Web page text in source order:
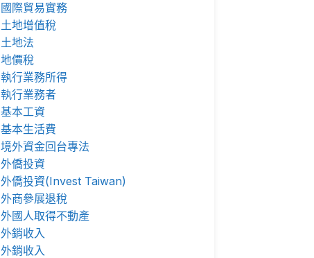
國際貿易實務
土地增值稅
土地法
地價稅
執行業務所得
執行業務者
基本工資
基本生活費
境外資金回台專法
外僑投資
外僑投資(Invest Taiwan)
外商參展退稅
外國人取得不動產
外銷收入
外銷收入